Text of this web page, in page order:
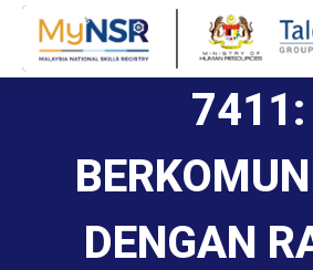
7411:
DENGAN